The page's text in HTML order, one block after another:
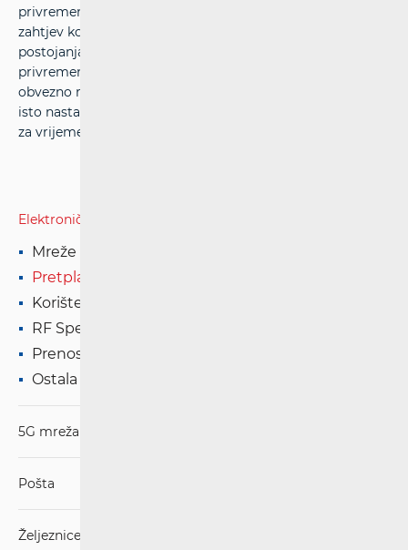
privremeno isključene korisničke terminalne opreme na
zahtjev korisnika, a sukladno važećem cjeniku. U slučaju
postojanja obveznog razdoblja trajanja ugovora, prilikom
privremenog isključenja usluge na zahtjev korisnika
obvezno razdoblje trajanja ugovora je u mirovanju te se
isto nastavlja ponovnim uključenjem usluge i produžuje
za vrijeme privremenog isključenja.
Elektroničke komunikacije
Mreže
Pretplatnički ugovor
Korištenje usluge
RF Spektar
Prenosivost broja
Ostala pitanja
5G mreža
Pošta
Željeznice